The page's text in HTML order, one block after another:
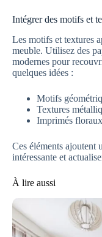
Intégrer des motifs et
Les motifs et textures
meuble. Utilisez des
modernes pour
quelques idées :
Motifs
Textures
Imprimés
Ces éléments ajoutent
intéressante et
À lire aussi